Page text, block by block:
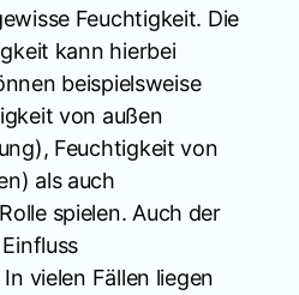
Feuchtigkeit. Die
kann hierbei
beispielsweise
von außen
Feuchtigkeit von
als auch
spielen. Auch der
vielen Fällen liegen